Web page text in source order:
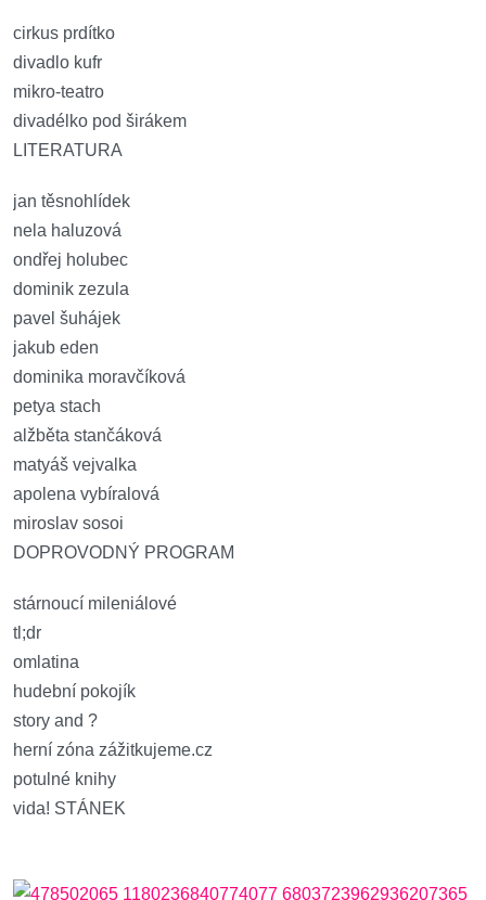
cirkus prdítko
divadlo kufr
mikro-teatro
divadélko pod širákem
LITERATURA
jan těsnohlídek
nela haluzová
ondřej holubec
dominik zezula
pavel šuhájek
jakub eden
dominika moravčíková
petya stach
alžběta stančáková
matyáš vejvalka
apolena vybíralová
miroslav sosoi
DOPROVODNÝ PROGRAM
stárnoucí mileniálové
tl;dr
omlatina
hudební pokojík
story and ?
herní zóna zážitkujeme.cz
potulné knihy
vida! STÁNEK